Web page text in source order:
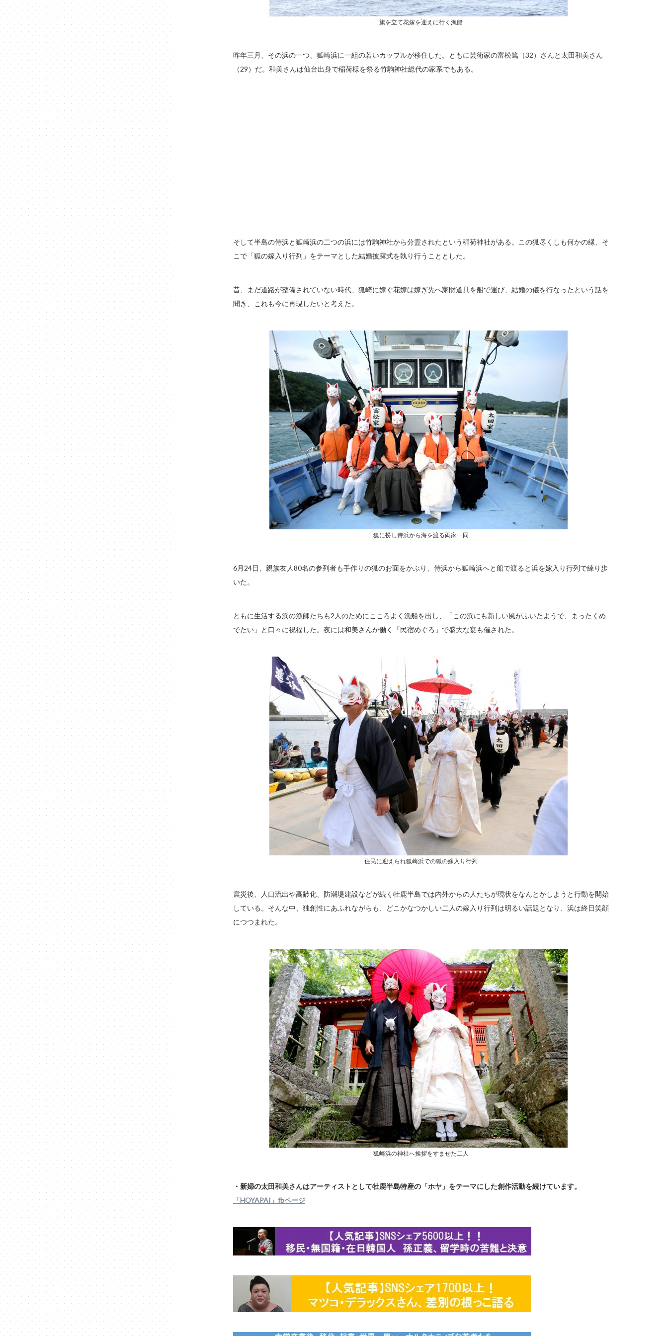
旗を立て花嫁を迎えに行く漁船
昨年三月、その浜の一つ、狐崎浜に一組の若いカップルが移住した。ともに芸術家の富松篤（32）さんと太田和美さん
（29）だ。和美さんは仙台出身で稲荷様を祭る竹駒神社総代の家系でもある。
そして半島の侍浜と狐崎浜の二つの浜には竹駒神社から分霊されたという稲荷神社がある。この狐尽くしも何かの縁、そ
こで「狐の嫁入り行列」をテーマとした結婚披露式を執り行うこととした。
昔、まだ道路が整備されていない時代、狐崎に嫁ぐ花嫁は嫁ぎ先へ家財道具を船で運び、結婚の儀を行なったという話を
聞き、これも今に再現したいと考えた。
狐に扮し侍浜から海を渡る両家一同
6月24日、親族友人80名の参列者も手作りの狐のお面をかぶり、侍浜から狐崎浜へと船で渡ると浜を嫁入り行列で練り歩
いた。
ともに生活する浜の漁師たちも2人のためにこころよく漁船を出し、「この浜にも新しい風がふいたようで、まったくめ
でたい」と口々に祝福した。夜には和美さんが働く「民宿めぐろ」で盛大な宴も催された。
住民に迎えられ狐崎浜での狐の嫁入り行列
震災後、人口流出や高齢化、防潮堤建設などが続く牡鹿半島では内外からの人たちが現状をなんとかしようと行動を開始
している。そんな中、独創性にあふれながらも、どこかなつかしい二人の嫁入り行列は明るい話題となり、浜は終日笑顔
につつまれた。
狐崎浜の神社へ挨拶をすませた二人
・新婦の太田和美さんはアーティストとして牡鹿半島特産の「ホヤ」をテーマにした創作活動を続けています。
「HOYAPAI」fbページ